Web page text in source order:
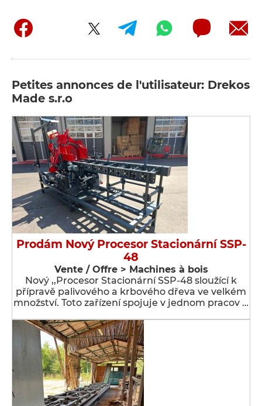
Petites annonces de l'utilisateur: Drekos
Made s.r.o
Prodám Nový Procesor Stacionární SSP-
48
Vente / Offre > Machines à bois
Nový ,,Procesor Stacionární SSP-48 sloužící k
přípravě palivového a krbového dřeva ve velkém
množství. Toto zařízení spojuje v jednom pracov …